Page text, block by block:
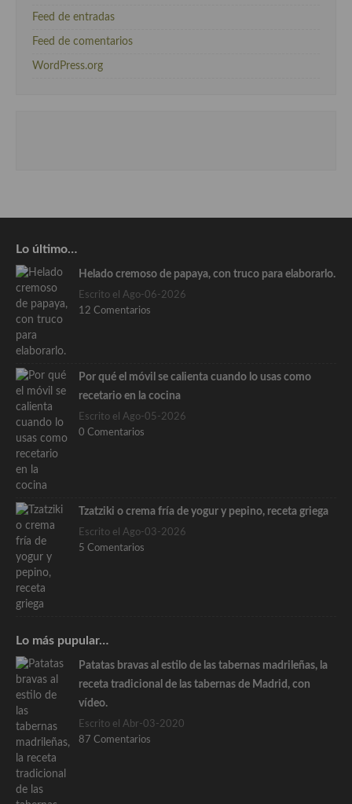
Feed de entradas
Feed de comentarios
WordPress.org
Lo último…
Helado cremoso de papaya, con truco para elaborarlo.
Escrito el Ago-06-2026
12 Comentarios
Por qué el móvil se calienta cuando lo usas como
recetario en la cocina
Escrito el Ago-05-2026
0 Comentarios
Tzatziki o crema fría de yogur y pepino, receta griega
Escrito el Ago-03-2026
5 Comentarios
Lo más pupular…
Patatas bravas al estilo de las tabernas madrileñas, la
receta tradicional de las tabernas de Madrid, con
vídeo.
Escrito el Abr-03-2020
87 Comentarios